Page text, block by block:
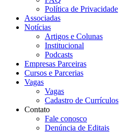
Política de Privacidade
Associadas
Notícias
Artigos e Colunas
Institucional
Podcasts
Empresas Parceiras
Cursos e Parcerias
Vagas
Vagas
Cadastro de Currículos
Contato
Fale conosco
Denúncia de Editais